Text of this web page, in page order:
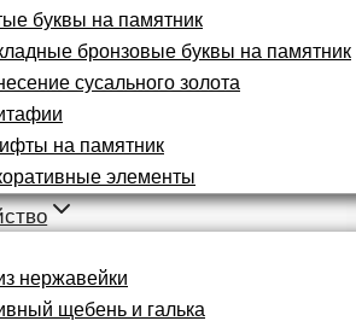
буквы на памятник
бронзовые буквы на памятник
сусального золота
на памятник
элементы
нержавейки
щебень и галька